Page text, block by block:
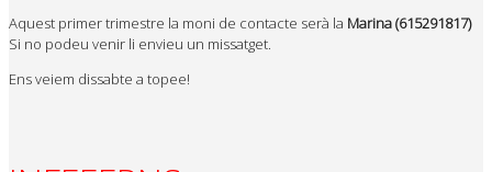
Aquest primer trimestre la moni de contacte serà la Marina(615291817)
Si no podeu venir li envieu un missatget.
Ens veiem dissabte a topee!